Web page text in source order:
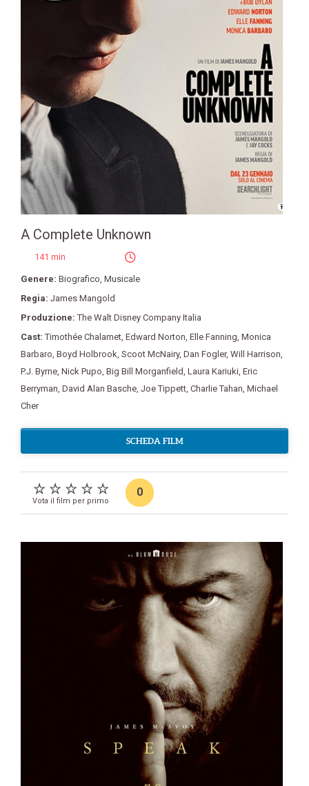
A Complete Unknown
141 min
Genere: Biografico, Musicale
Regia: James Mangold
Produzione:The Walt Disney Company Italia
Cast:Timothée Chalamet, Edward Norton, Elle Fanning, Monica
Barbaro, Boyd Holbrook, Scoot McNairy, Dan Fogler, Will Harrison,
P.J. Byrne, Nick Pupo, Big Bill Morganfield, Laura Kariuki, Eric
Berryman, David Alan Basche, Joe Tippett, Charlie Tahan, Michael
Cher
SCHEDA FILM
Vota il film per primo
0